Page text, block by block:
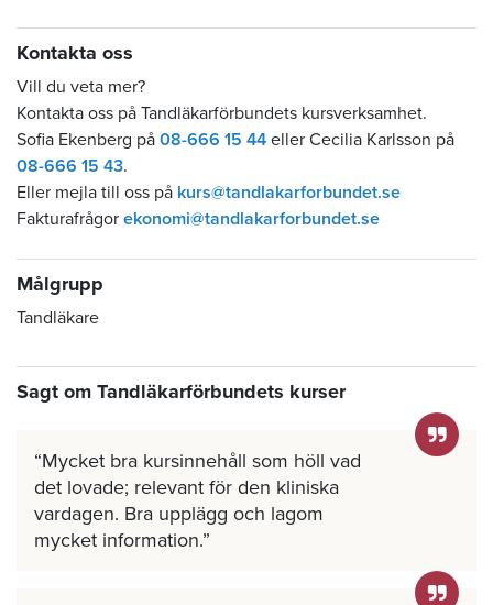
Kontakta oss
Vill du veta mer?
Kontakta oss på Tandläkarförbundets kursverksamhet.
Sofia Ekenberg på 08-666 15 44 eller Cecilia Karlsson på
08-666 15 43.
Eller mejla till oss på kurs@tandlakarforbundet.se
Fakturafrågor ekonomi@tandlakarforbundet.se
Målgrupp
Tandläkare
Sagt om Tandläkarförbundets kurser
Mycket bra kursinnehåll som höll vad
det lovade; relevant för den kliniska
vardagen. Bra upplägg och lagom
mycket information.